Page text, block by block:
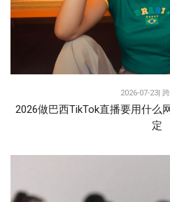
2026-07-23|
2026做巴西TikTok直播要用什么
定